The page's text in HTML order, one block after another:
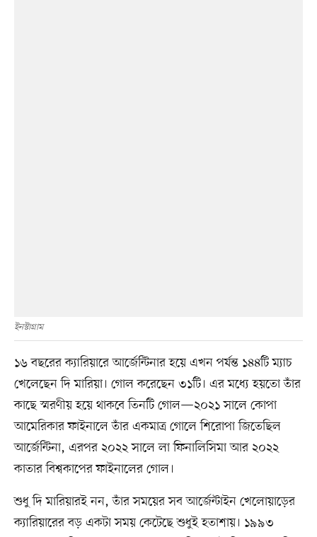
ইনস্টাগ্রাম
১৬ বছরের ক্যারিয়ারে আর্জেন্টিনার হয়ে এখন পর্যন্ত ১৪৪টি ম্যাচ
খেলেছেন দি মারিয়া। গোল করেছেন ৩১টি। এর মধ্যে হয়তো তাঁর
কাছে স্মরণীয় হয়ে থাকবে তিনটি গোল—২০২১ সালে কোপা
আমেরিকার ফাইনালে তাঁর একমাত্র গোলে শিরোপা জিতেছিল
আর্জেন্টিনা, এরপর ২০২২ সালে লা ফিনালিসিমা আর ২০২২
কাতার বিশ্বকাপের ফাইনালের গোল।
শুধু দি মারিয়ারই নন, তাঁর সময়ের সব আর্জেন্টাইন খেলোয়াড়ের
ক্যারিয়ারের বড় একটা সময় কেটেছে শুধুই হতাশায়। ১৯৯৩